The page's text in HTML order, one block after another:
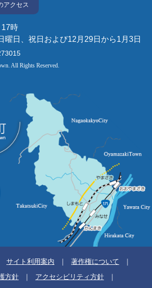
アクセス
17時
曜日、祝日および12月29日から1月3日
All Rights Reserved.
サイト利用案内
著作権について
方針
アクセシビリティ方針